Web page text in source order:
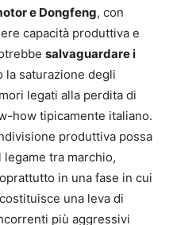
e Dongfeng, con
capacità produttiva e
salvaguardare i
la saturazione degli
legati alla perdita di
how tipicamente italiano.
produttiva possa
tra marchio,
in una fase in cui
una leva di
più aggressivi